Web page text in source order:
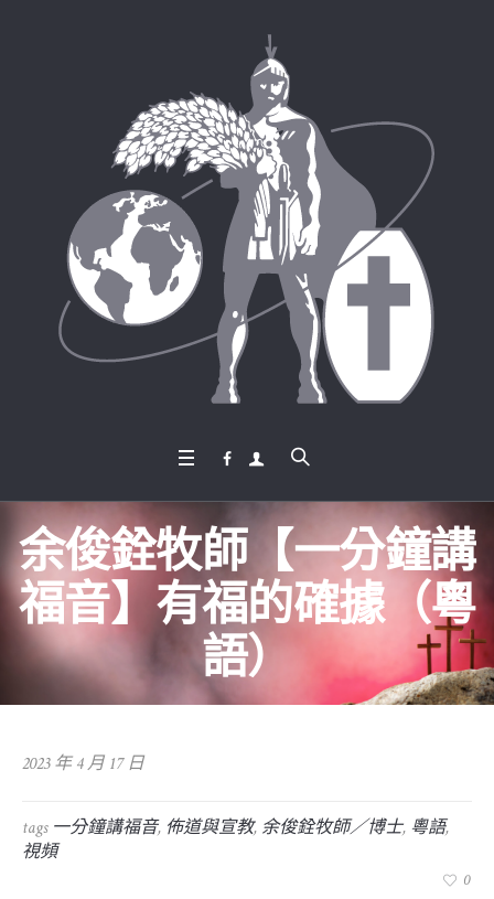
余俊銓牧師【一分鐘講
福音】有福的確據（粵
語）
2023 年 4 月 17 日
tags 一分鐘講福音, 佈道與宣教, 余俊銓牧師／博士, 粵語,
視頻
0